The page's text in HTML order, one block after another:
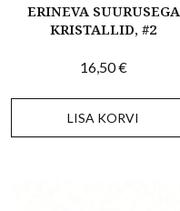
ERINEVA SUURUSEGA
KRISTALLID, #2
16,50€
LISA KORVI